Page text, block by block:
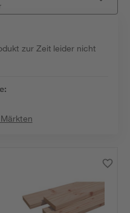
zur Zeit leider nicht